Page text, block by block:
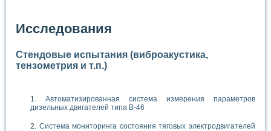
Исследования
Стендовые испытания (виброакустика,
тензометрия и т.п.)
Автоматизированная система измерения параметров
дизельных двигателей типа В-46
Система мониторинга состояния тяговых электродвигателей